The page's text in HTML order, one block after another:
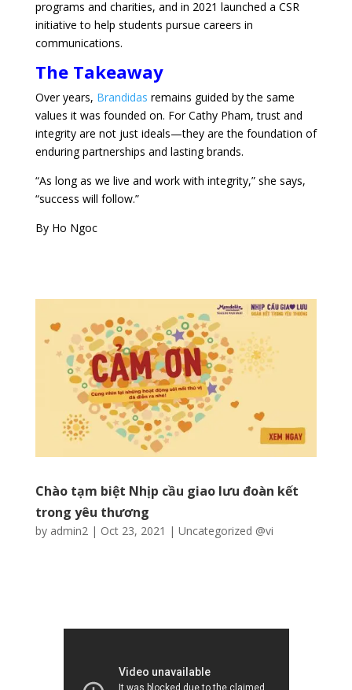
programs and charities, and in 2021 launched a CSR
initiative to help students pursue careers in
communications.
The Takeaway
Over years, Brandidas remains guided by the same
values it was founded on. For Cathy Pham, trust and
integrity are not just ideals—they are the foundation of
enduring partnerships and lasting brands.
“As long as we live and work with integrity,” she says,
“success will follow.”
By Ho Ngoc
Chào tạm biệt Nhịp cầu giao lưu đoàn kết
trong yêu thương
by admin2| Oct 23, 2021 | Uncategorized @vi